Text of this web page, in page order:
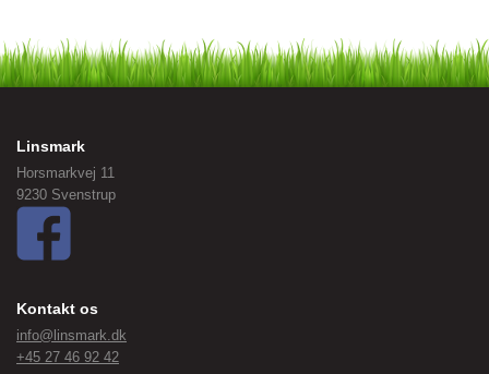
Linsmark
Horsmarkvej 11
9230 Svenstrup
Kontakt os
info@linsmark.dk
+45 27 46 92 42